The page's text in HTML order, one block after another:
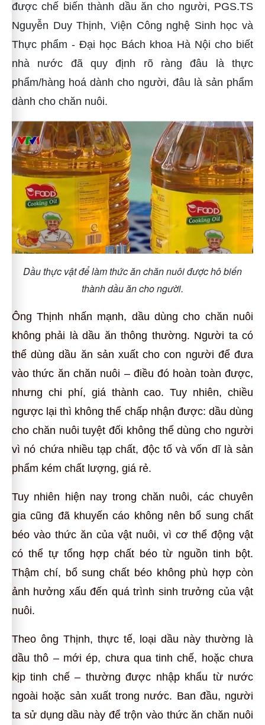
được chế biến thành dầu ăn cho người, PGS.TS
Nguyễn Duy Thịnh, Viện Công nghệ Sinh học và
Thực phẩm - Đại học Bách khoa Hà Nội cho biết
nhà nước đã quy định rõ ràng đâu là thực
phẩm/hàng hoá dành cho người, đâu là sản phẩm
dành cho chăn nuôi.
Dầu thực vật để làm thức ăn chăn nuôi được hô biến
thành dầu ăn cho người.
Ông Thịnh nhấn mạnh, dầu dùng cho chăn nuôi
không phải là dầu ăn thông thường. Người ta có
thể dùng dầu ăn sản xuất cho con người để đưa
vào thức ăn chăn nuôi – điều đó hoàn toàn được,
nhưng chi phí, giá thành cao. Tuy nhiên, chiều
ngược lại thì không thể chấp nhận được: dầu dùng
cho chăn nuôi tuyệt đối không thể dùng cho người
vì nó chứa nhiều tạp chất, độc tố và vốn dĩ là sản
phẩm kém chất lượng, giá rẻ.
Tuy nhiên hiện nay trong chăn nuôi, các chuyên
gia cũng đã khuyến cáo không nên bổ sung chất
béo vào thức ăn của vật nuôi, vì cơ thể động vật
có thể tự tổng hợp chất béo từ nguồn tinh bột.
Thậm chí, bổ sung chất béo không phù hợp còn
ảnh hưởng xấu đến quá trình sinh trưởng của vật
nuôi.
Theo ông Thịnh, thực tế, loại dầu này thường là
dầu thô – mới ép, chưa qua tinh chế, hoặc chưa
kịp tinh chế – thường được nhập khẩu từ nước
ngoài hoặc sản xuất trong nước. Ban đầu, người
ta sử dụng dầu này để trộn vào thức ăn chăn nuôi